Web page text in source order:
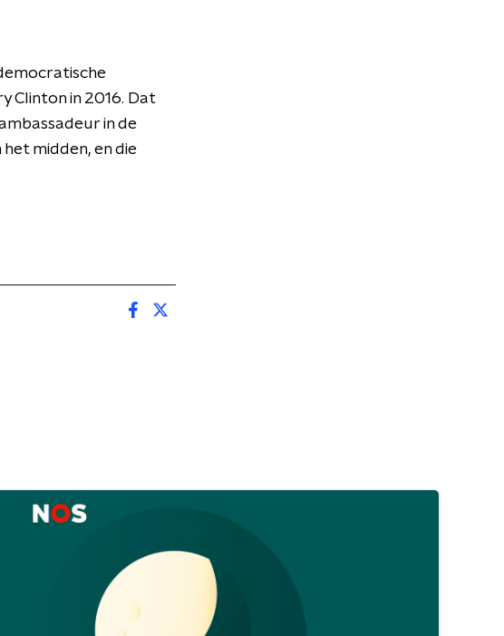
Clinton in 2016. Dat
in de
midden, en die